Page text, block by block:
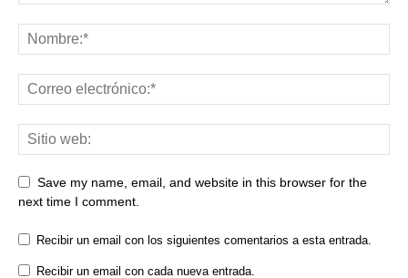
Save my name, email, and website in this browser for the
next time I comment.
Recibir un email con los siguientes comentarios a esta entrada.
Recibir un email con cada nueva entrada.